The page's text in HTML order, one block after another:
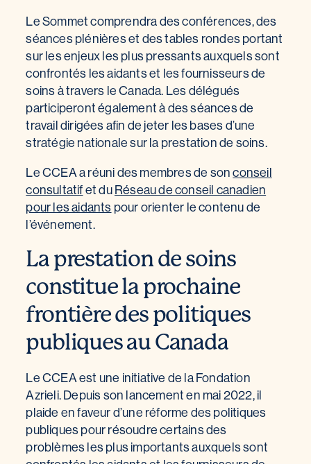
Le Sommet comprendra des conférences, des
séances plénières et des tables rondes portant
sur les enjeux les plus pressants auxquels sont
confrontés les aidants et les fournisseurs de
soins à travers le Canada. Les délégués
participeront également à des séances de
travail dirigées afin de jeter les bases d’une
stratégie nationale sur la prestation de soins.
Le CCEA a réuni des membres de sonconseil
consultatifet duRéseau de conseil canadien
pour les aidants pour orienter le contenu de
l’événement.
La prestation de soins
constitue la prochaine
frontière des politiques
publiques au Canada
Le CCEA est une initiative de la Fondation
Azrieli. Depuis son lancement en mai 2022, il
plaide en faveur d’une réforme des politiques
publiques pour résoudre certains des
problèmes les plus importants auxquels sont